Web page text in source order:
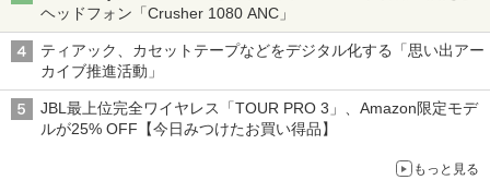
ヘッドフォン「Crusher 1080 ANC」
ティアック、カセットテープなどをデジタル化する「思い出アー
カイブ推進活動」
JBL最上位完全ワイヤレス「TOUR PRO 3」、Amazon限定モデ
ルが25% OFF【今日みつけたお買い得品】
もっと見る